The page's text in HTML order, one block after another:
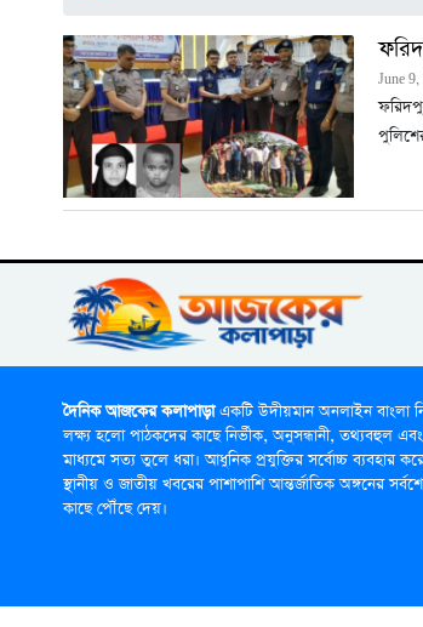
June
দৈনিক আজকের কলাপাড়াএকটি উদীয়মান অনলাইন বাংলা
লক্ষ্য হলো পাঠকদের কাছে নির্ভীক, অনুসন্ধানী, তথ্যবহুল এবং
মাধ্যমে সত্য তুলে ধরা। আধুনিক প্রযুক্তির সর্বোচ্চ ব্যবহার
স্থানীয় ও জাতীয় খবরের পাশাপাশি আন্তর্জাতিক অঙ্গনের
কাছে পৌঁছে দেয়।